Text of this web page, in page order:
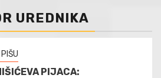
UREDNIKA
PIJACA: